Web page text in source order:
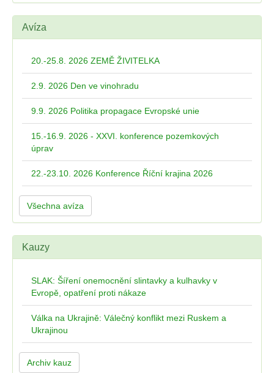
Avíza
20.-25.8. 2026 ZEMĚ ŽIVITELKA
2.9. 2026 Den ve vinohradu
9.9. 2026 Politika propagace Evropské unie
15.-16.9. 2026 - XXVI. konference pozemkových
úprav
22.-23.10. 2026 Konference Říční krajina 2026
Všechna avíza
Kauzy
SLAK: Šíření onemocnění slintavky a kulhavky v
Evropě, opatření proti nákaze
Válka na Ukrajině: Válečný konflikt mezi Ruskem a
Ukrajinou
Archiv kauz